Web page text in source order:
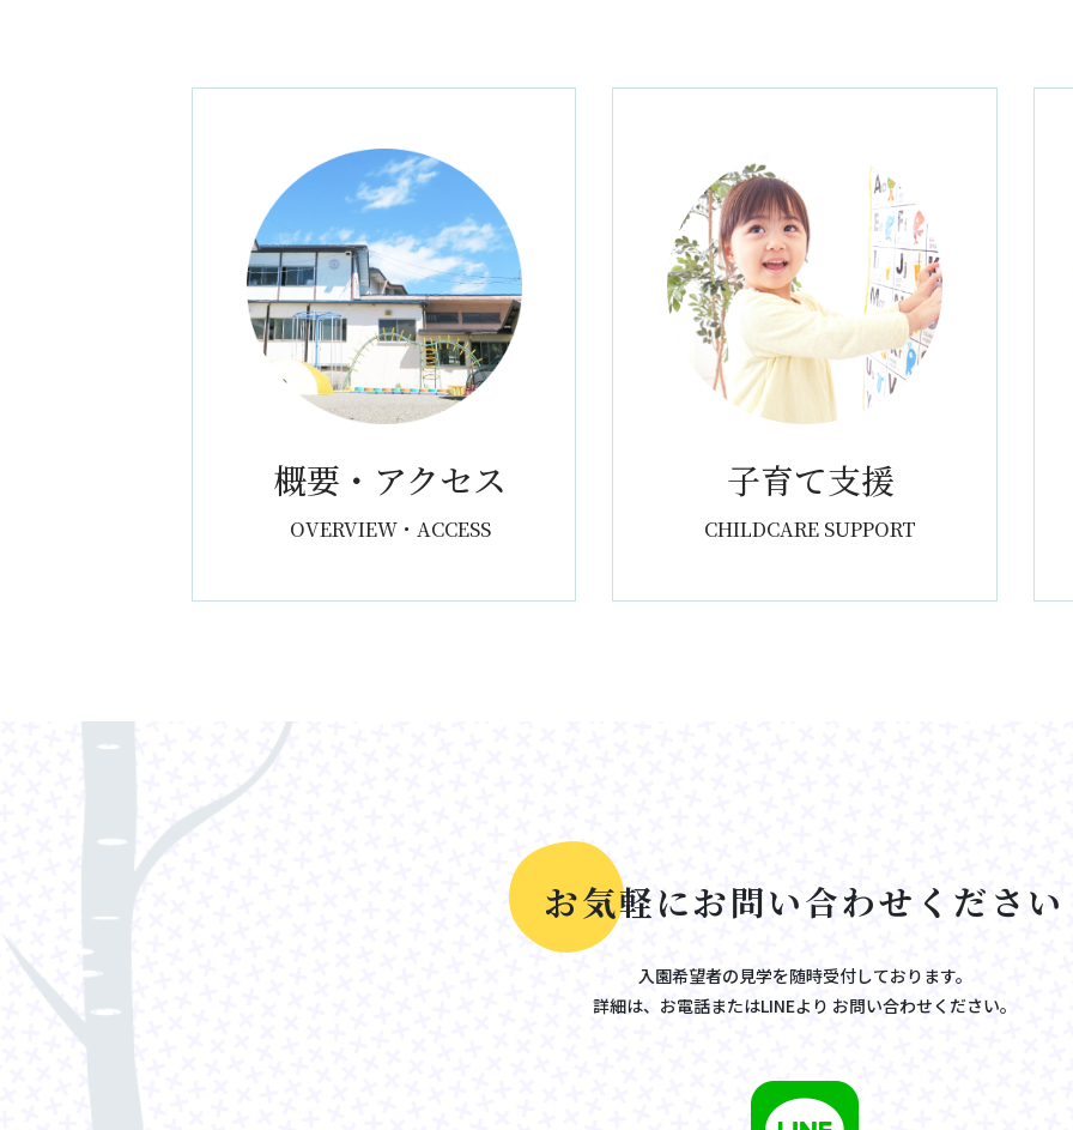
概要・アクセス
OVERVIEW・ACCESS
子育て支援
CHILDCARE SUPPORT
お気軽にお問い合わせ く だ さ い
入園希望者の見学を随時受付しております。
詳細は、お電話またはLINEより お問い合わせください。